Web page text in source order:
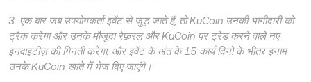
3. एक बार जब उपयोगकर्ता इवेंट से जुड़ जाते हैं, तो KuCoin उनकी भागीदारी को
ट्रैक करेगा और उनके मौजूदा रेफ़रल और KuCoin पर ट्रेड करने वाले नए
इनवाइटीज़ की गिनती करेगा, और इवेंट के अंत के 15 कार्य दिनों के भीतर इनाम
उनके KuCoin खाते में भेज दिए जाएंगे।